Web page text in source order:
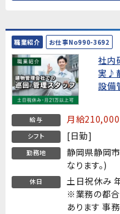
職業紹介 お仕事No990-3692
社内
実♪
設備
給与 月給
シフト [日勤]
勤務地
静岡県静岡
なります。)
休日
土日祝休み
※業務の都合
あります 事